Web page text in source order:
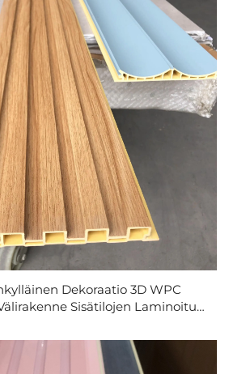
Dekoraatio 3D WPC
Sisätilojen Laminoitu
Seinäpaneelit